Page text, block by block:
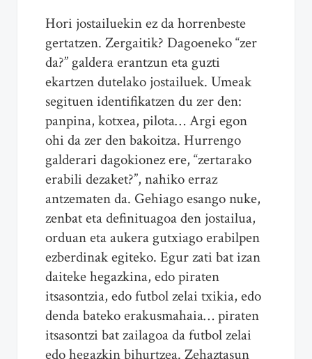
Hori jostailuekin ez da horrenbeste
gertatzen. Zergaitik? Dagoeneko “zer
da?” galdera erantzun eta guzti
ekartzen dutelako jostailuek. Umeak
segituen identifikatzen du zer den:
panpina, kotxea, pilota… Argi egon
ohi da zer den bakoitza. Hurrengo
galderari dagokionez ere, “zertarako
erabili dezaket?”, nahiko erraz
antzematen da. Gehiago esango nuke,
zenbat eta definituagoa den jostailua,
orduan eta aukera gutxiago erabilpen
ezberdinak egiteko. Egur zati bat izan
daiteke hegazkina, edo piraten
itsasontzia, edo futbol zelai txikia, edo
denda bateko erakusmahaia… piraten
itsasontzi bat zailagoa da futbol zelai
edo hegazkin bihurtzea. Zehaztasun